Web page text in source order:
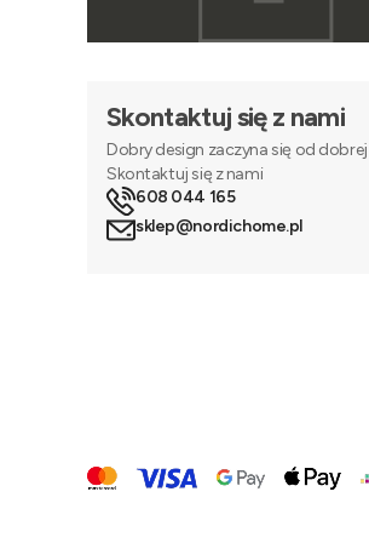
Skontaktuj się z nami
Dobry design zaczyna się od
Skontaktuj się z nami
608 044 165
sklep@nordichome.pl